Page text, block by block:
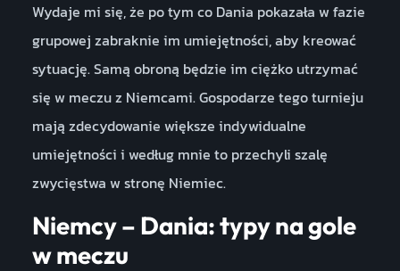
Wydaje mi się, że po tym co Dania pokazała w fazie
grupowej zabraknie im umiejętności, aby kreować
sytuację. Samą obroną będzie im ciężko utrzymać
się w meczu z Niemcami. Gospodarze tego turnieju
mają zdecydowanie większe indywidualne
umiejętności i według mnie to przechyli szalę
zwycięstwa w stronę Niemiec.
Niemcy – Dania: typy na gole
w meczu